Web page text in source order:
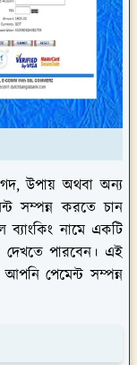
উপায় অথবা অন্য
সম্পন্ন করতে চান
নামে একটি
দেখতে পারবেন। এই
পেমেন্ট সম্পন্ন